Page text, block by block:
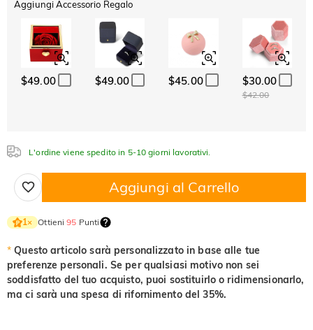
Acquamarina
$0.00
Smeraldo
Rosa
Nero fantasia
Giallo fantasia
$0.00
$0.00
Acquamarina
Smeraldo
Rosa
$0.00
Fucsia
Peridoto
Nero fantasia
Cristallo
$0.00
Granato
Ametista
$0.00
Peridoto
$0.00
Zaffiro
$0.00
Nero fantasia
$0.00
Giallo fantasia
$0.00
Aggiungi Accessorio Regalo
$49.00 $49.00 $45.00 $30.00
$42.00
L'ordine viene spedito in 5-10 giorni lavorativi.
Aggiungi al Carrello
1× Ottieni95 Punti
* Questo articolo sarà personalizzato in base alle tue
preferenze personali. Se per qualsiasi motivo non sei
soddisfatto del tuo acquisto, puoi sostituirlo o ridimensionarlo,
ma ci sarà una spesa di rifornimento del 35%.